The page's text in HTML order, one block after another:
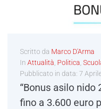
Scritto da Marco D'Arma
In Attualità Politica
Pubblicato in data: 7
“Bonus asilo nido
fino a 3.600 euro